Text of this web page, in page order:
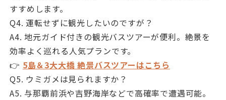
すすめします。
Q4. 運転せずに観光したいのですが？
A4. 地元ガイド付きの観光バスツアーが便利。絶景を
効率よく巡れる人気プランです。
👉 5島＆3大大橋 絶景バスツアーはこちら
Q5. ウミガメは見られますか？
A5. 与那覇前浜や吉野海岸などで高確率で遭遇可能。